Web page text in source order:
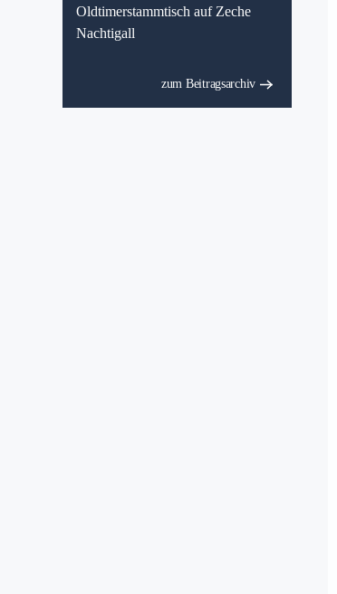
Oldtimerstammtisch auf Zeche
Nachtigall
zum Beitragsarchiv